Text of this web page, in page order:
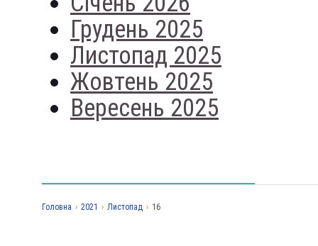
Грудень 2025
Листопад 2025
Жовтень 2025
Вересень 2025
Головна › 2021 › Листопад › 16